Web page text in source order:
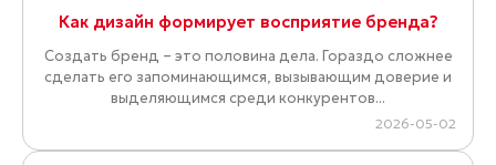
Как дизайн формирует восприятие бренда?
Создать бренд – это половина дела. Гораздо сложнее
сделать его запоминающимся, вызывающим доверие и
выделяющимся среди конкурентов...
2026-05-02